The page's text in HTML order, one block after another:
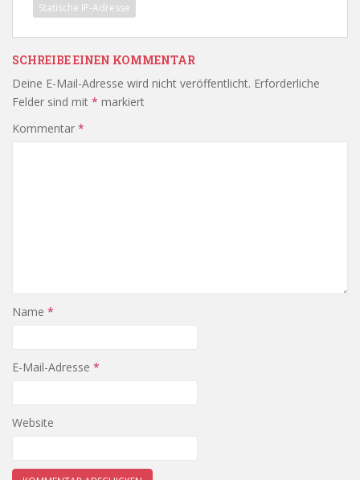
Statische IP-Adresse
SCHREIBE EINEN KOMMENTAR
Deine E-Mail-Adresse wird nicht veröffentlicht. Erforderliche
Felder sind mit * markiert
Kommentar *
Name *
E-Mail-Adresse *
Website